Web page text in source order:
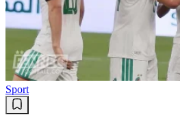
Sport